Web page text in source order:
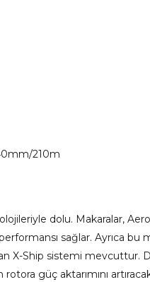
210m
dolu. Makaralar,
sağlar. Ayrıca
X-Ship sistemi mevcuttur.
güç aktarımını